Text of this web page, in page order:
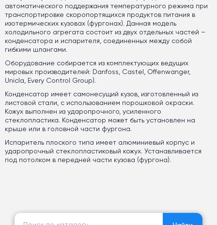
автоматического поддержания температурного режима при
транспортировке скоропортящихся продуктов питания в
изотермических кузовах (фургонах). Данная модель
холодильного агрегата состоит из двух отдельных частей –
конденсатора и испарителя, соединенных между собой
гибкими шлангами.
Оборудование собирается из комплектующих ведущих
мировых производителей: Danfoss, Castel, Offenwanger,
Unicla, Every Control Group).
Конденсатор имеет самонесущий кузов, изготовленный из
листовой стали, с использованием порошковой окраски.
Кожух выполнен из ударопрочного, усиленного
стеклопластика. Конденсатор может быть установлен на
крыше или в головной части фургона.
Испаритель плоского типа имеет алюминиевый корпус и
ударопрочный стеклопластиковый кожух. Устанавливается
под потолком в передней части кузова (фургона).
Найти: